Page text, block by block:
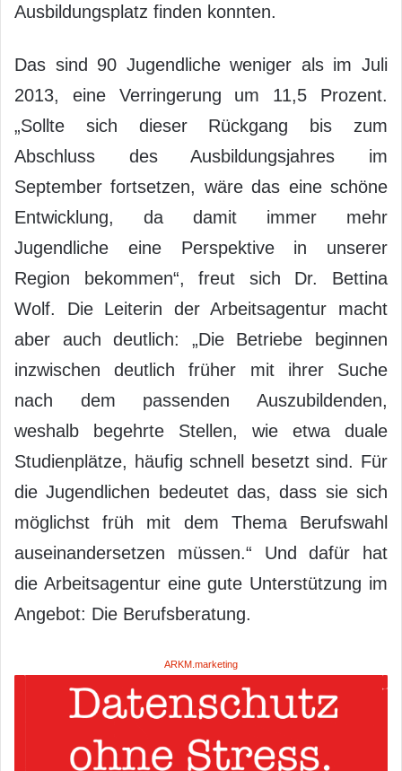
Ausbildungsplatz finden konnten.
Das sind 90 Jugendliche weniger als im Juli
2013, eine Verringerung um 11,5 Prozent.
„Sollte sich dieser Rückgang bis zum
Abschluss des Ausbildungsjahres im
September fortsetzen, wäre das eine schöne
Entwicklung, da damit immer mehr
Jugendliche eine Perspektive in unserer
Region bekommen“, freut sich Dr. Bettina
Wolf. Die Leiterin der Arbeitsagentur macht
aber auch deutlich: „Die Betriebe beginnen
inzwischen deutlich früher mit ihrer Suche
nach dem passenden Auszubildenden,
weshalb begehrte Stellen, wie etwa duale
Studienplätze, häufig schnell besetzt sind. Für
die Jugendlichen bedeutet das, dass sie sich
möglichst früh mit dem Thema Berufswahl
auseinandersetzen müssen.“ Und dafür hat
die Arbeitsagentur eine gute Unterstützung im
Angebot: Die Berufsberatung.
ARKM.marketing